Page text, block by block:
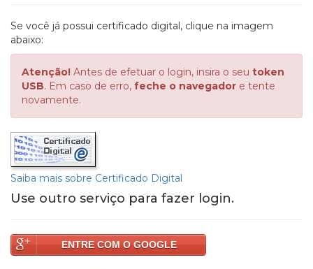
Se você já possui certificado digital, clique na imagem
abaixo:
Atenção! Antes de efetuar o login, insira o seu token
USB. Em caso de erro, feche o navegador e tente
novamente.
Saiba mais sobre Certificado Digital
Use outro serviço para fazer login.
ENTRE COM O GOOGLE